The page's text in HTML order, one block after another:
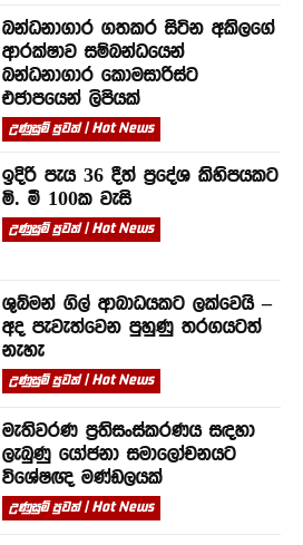
බන්ධනාගාර ගතකර සිටින අකිලගේ
ආරක්ෂාව සම්බන්ධයෙන්
බන්ධනාගාර කොමසාරිස්ට
එජාපයෙන් ලිපියක්
උණුසුම් පුවත් | Hot News
ඉදිරි පැය 36 දීත් ප්‍රදේශ කිහිපයකට
මි. මී 100ක වැසි
උණුසුම් පුවත් | Hot News
ශුබ්මන් ගිල් ආබාධයකට ලක්වෙයි –
අද පැවැත්වෙන පුහුණු තරගයටත්
නැහැ
උණුසුම් පුවත් | Hot News
මැතිවරණ ප්‍රතිසංස්කරණය සඳහා
ලැබුණු යෝජනා සමාලෝචනයට
විශේෂඥ මණ්ඩලයක්
උණුසුම් පුවත් | Hot News